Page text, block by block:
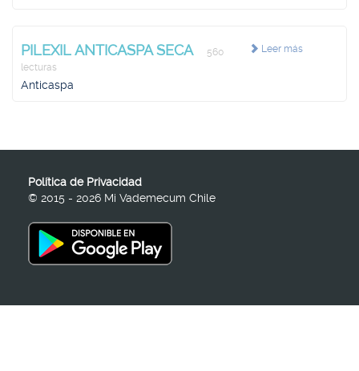
Leer más
PILEXIL ANTICASPA SECA
560
lecturas
Anticaspa
Política de Privacidad
© 2015 - 2026 Mi Vademecum Chile